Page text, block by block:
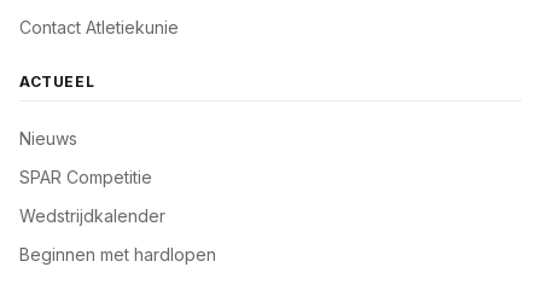
Contact Atletiekunie
ACTUEEL
Nieuws
SPAR Competitie
Wedstrijdkalender
Beginnen met hardlopen